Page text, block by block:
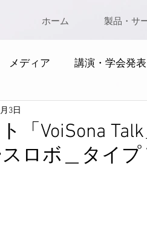
ホーム 製品・サ
メディア 講演・学会発表
「VoiSona
ロボ＿タイプ
3日